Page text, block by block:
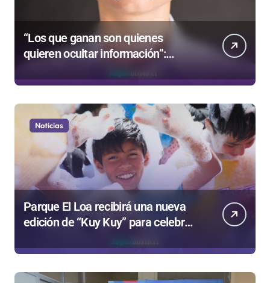
“Los que ganan son quienes
quieren ocultar información”:
Colegio de Periodistas cuestiona la
“Ley Mordaza 2.0”
Noticias
Parque El Loa recibirá una nueva
edición de “Kuy Kuy” para celebrar